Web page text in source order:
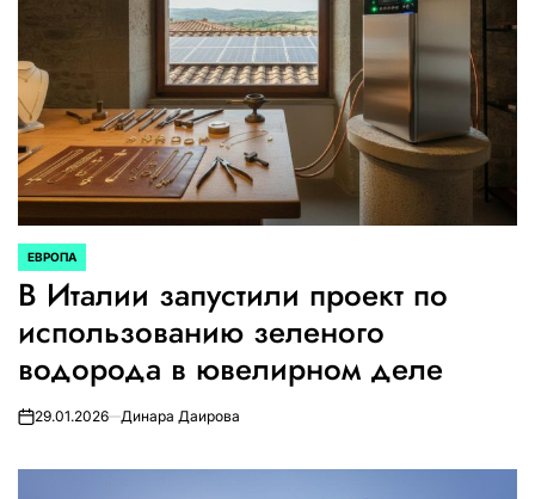
ОПУБЛИКОВАНО
В
ЕВРОПА
В Италии запустили проект по
использованию зеленого
водорода в ювелирном деле
on29.01.2026 Динара Даирова